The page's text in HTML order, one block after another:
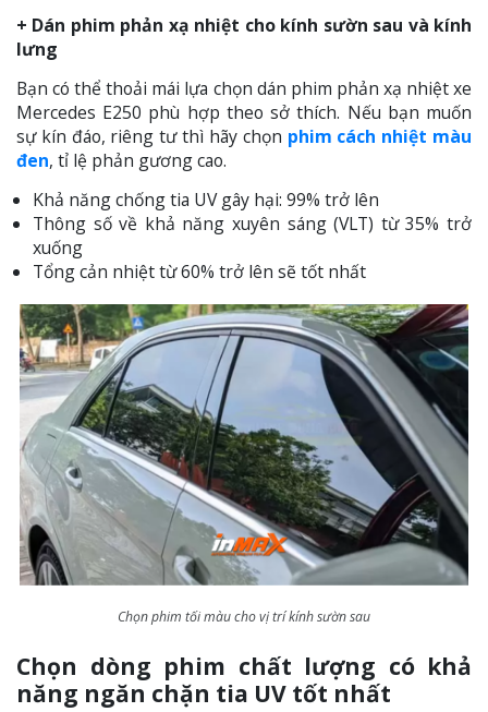
+ Dán phim phản xạ nhiệt cho kính sườn sau và kính
lưng
Bạn có thể thoải mái lựa chọn dán phim phản xạ nhiệt xe
Mercedes E250 phù hợp theo sở thích. Nếu bạn muốn
sự kín đáo, riêng tư thì hãy chọn phim cách nhiệt màu
đen, tỉ lệ phản gương cao.
Khả năng chống tia UV gây hại: 99% trở lên
Thông số về khả năng xuyên sáng (VLT) từ 35% trở
xuống
Tổng cản nhiệt từ 60% trở lên sẽ tốt nhất
Chọn phim tối màu cho vị trí kính sườn sau
Chọn dòng phim chất lượng có khả
năng ngăn chặn tia UV tốt nhất